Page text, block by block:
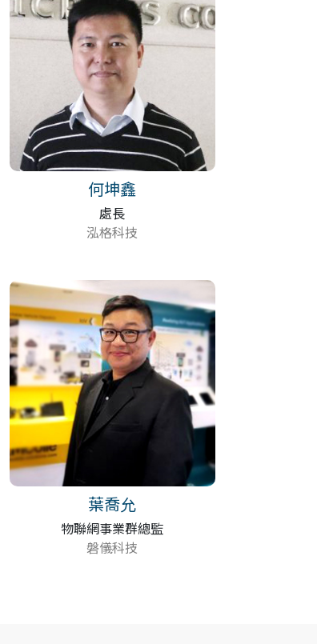
何坤鑫
處長
泓格科技
葉喬允
物聯網事業群總監
磐儀科技